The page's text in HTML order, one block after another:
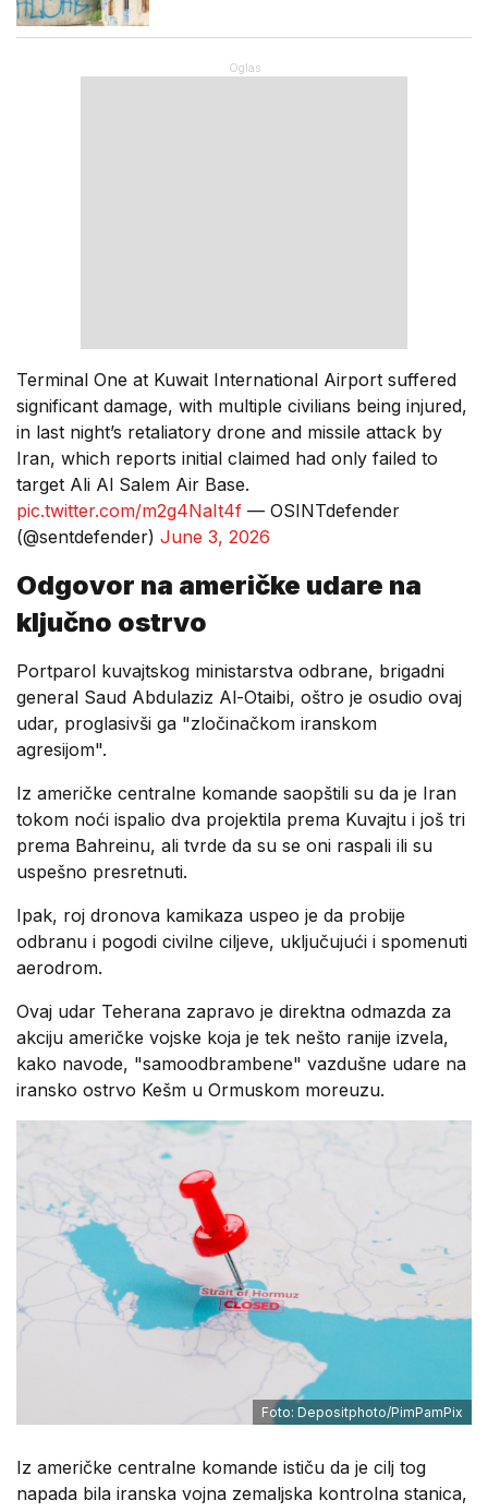
Terminal One at Kuwait International Airport suffered
significant damage, with multiple civilians being injured,
in last night’s retaliatory drone and missile attack by
Iran, which reports initial claimed had only failed to
target Ali Al Salem Air Base.
pic.twitter.com/m2g4NaIt4f — OSINTdefender
(@sentdefender) June 3, 2026
Odgovor na američke udare na
ključno ostrvo
Portparol kuvajtskog ministarstva odbrane, brigadni
general Saud Abdulaziz Al-Otaibi, oštro je osudio ovaj
udar, proglasivši ga "zločinačkom iranskom
agresijom".
Iz američke centralne komande saopštili su da je Iran
tokom noći ispalio dva projektila prema Kuvajtu i još tri
prema Bahreinu, ali tvrde da su se oni raspali ili su
uspešno presretnuti.
Ipak, roj dronova kamikaza uspeo je da probije
odbranu i pogodi civilne ciljeve, uključujući i spomenuti
aerodrom.
Ovaj udar Teherana zapravo je direktna odmazda za
akciju američke vojske koja je tek nešto ranije izvela,
kako navode, "samoodbrambene" vazdušne udare na
iransko ostrvo Kešm u Ormuskom moreuzu.
Foto: Depositphoto/PimPamPix
Iz američke centralne komande ističu da je cilj tog
napada bila iranska vojna zemaljska kontrolna stanica,